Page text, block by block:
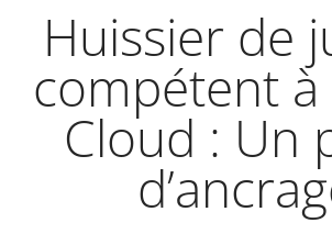
Huissier de
compétent à
Cloud : Un